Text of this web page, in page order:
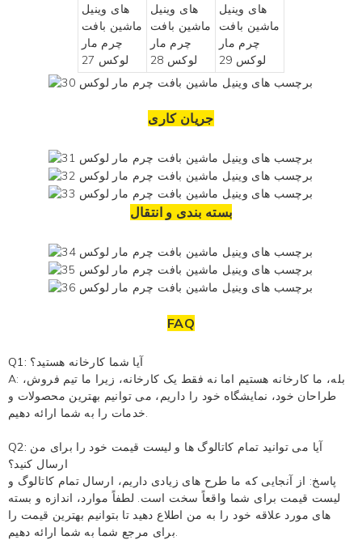
جریان کاری
بسته بندی و انتقال
FAQ
Q1: آیا شما کارخانه هستید؟
A: بله، ما کارخانه هستیم اما نه فقط یک کارخانه، زیرا ما تیم فروش،
طراحان خود، نمایشگاه خود را داریم، می توانیم بهترین محصولات و
خدمات را به شما ارائه دهیم.
Q2: آیا می توانید تمام کاتالوگ ها و لیست قیمت خود را برای من
ارسال کنید؟
پاسخ: از آنجایی که ما طرح های زیادی داریم، ارسال تمام کاتالوگ و
لیست قیمت برای شما واقعاً سخت است. لطفاً موارد، اندازه و بسته
های مورد علاقه خود را به من اطلاع دهید تا بتوانیم بهترین قیمت را
برای مرجع شما به شما ارائه دهیم.